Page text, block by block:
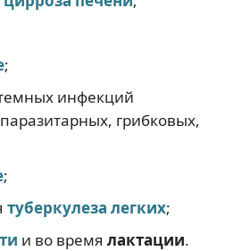
;
инфекций
грибковых,
;
туберкулеза легких;
и во время лактации.